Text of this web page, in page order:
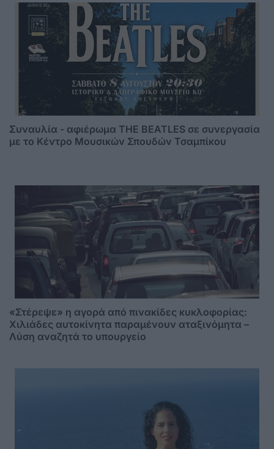
Συναυλία - αφιέρωμα THE BEATLES σε συνεργασία
με το Κέντρο Μουσικών Σπουδών Τσαμπίκου
«Στέρεψε» η αγορά από πινακίδες κυκλοφορίας:
Χιλιάδες αυτοκίνητα παραμένουν αταξινόμητα –
Λύση αναζητά το υπουργείο